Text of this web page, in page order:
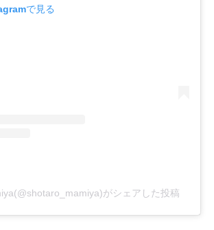
で見る
がシェアした投稿